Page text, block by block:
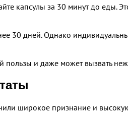
капсулы за 30 минут до еды.
дней. Однако
пользы и даже может вызвать
широкое признание и